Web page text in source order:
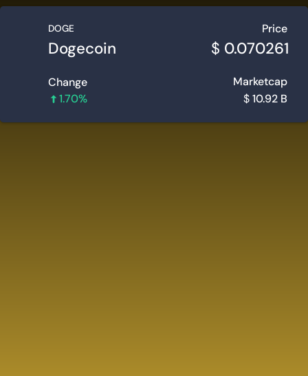
DOGE
Dogecoin
Price
$ 0.070261
Change
1.70%
Marketcap
$10.92 B